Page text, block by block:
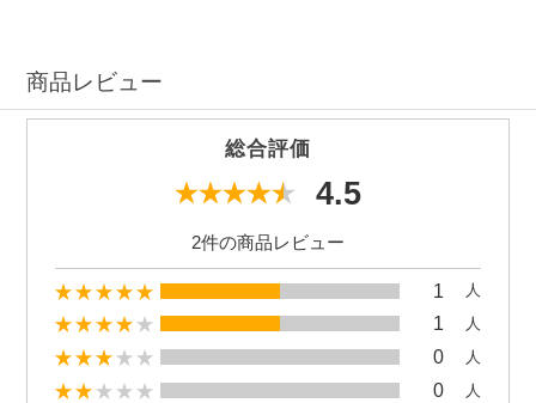
商品レビュー
総合評価
4.5
2件の商品レビュー
1 人
1 人
0 人
0 人